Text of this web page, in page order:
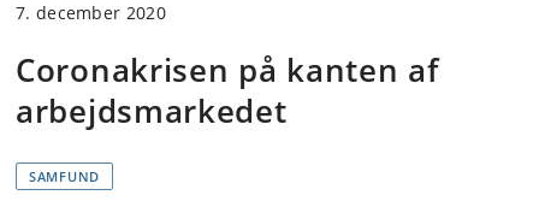
7. december 2020
Coronakrisen på kanten af
arbejdsmarkedet
SAMFUND